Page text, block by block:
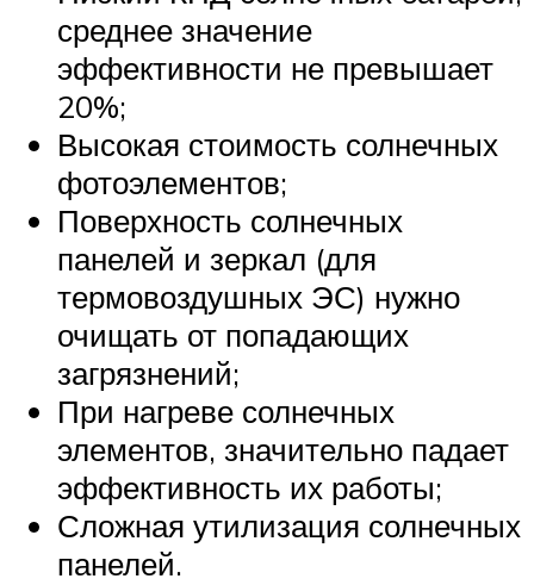
среднее значение
эффективности не превышает
20%;
Высокая стоимость солнечных
фотоэлементов;
Поверхность солнечных
панелей и зеркал (для
термовоздушных ЭС) нужно
очищать от попадающих
загрязнений;
При нагреве солнечных
элементов, значительно падает
эффективность их работы;
Сложная утилизация солнечных
панелей.